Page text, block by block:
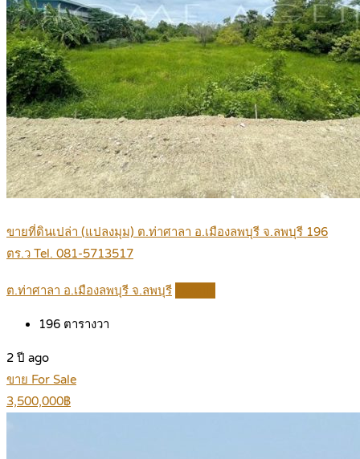
ขายที่ดินเปล่า (แปลงมุม) ต.ท่าศาลา อ.เมืองลพบุรี จ.ลพบุรี 196
ตร.ว Tel. 081-5713517
ต.ท่าศาลา อ.เมืองลพบุรี จ.ลพบุรี
196 ตารางวา
2 ปี ago
ขาย For Sale
3,500,000฿